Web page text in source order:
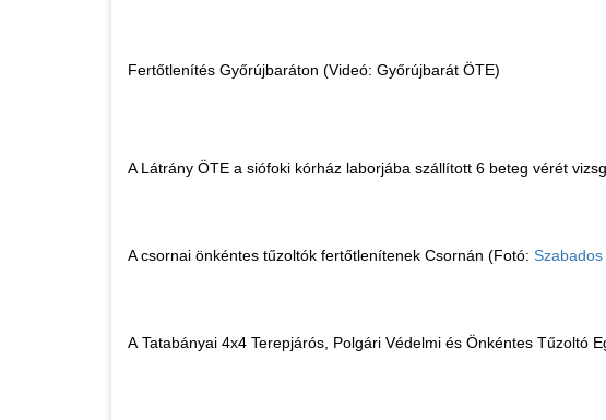
Fertőtlenítés Győrújbaráton (Videó: Győrújbarát ÖTE)
A Látrány ÖTE a siófoki kórház laborjába szállított 6 beteg vérét
A csornai önkéntes tűzoltók fertőtlenítenek Csornán (Fotó:
A Tatabányai 4x4 Terepjárós, Polgári Védelmi és Önkéntes Tűzoltó